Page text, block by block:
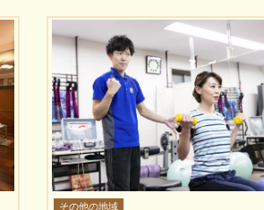
その他の地域